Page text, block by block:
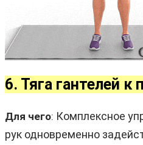
6. Тяга гантелей к
Для чего: Комплексное
рук одновременно